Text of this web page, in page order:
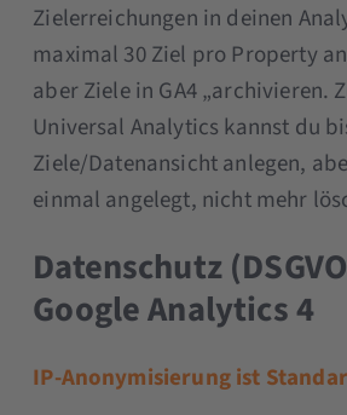
Zielerreichungen in deinen
maximal 30 Ziel pro Property
aber Ziele in GA4 „archivieren.
Universal Analytics kannst du
Ziele/Datenansicht anlegen,
einmal angelegt, nicht mehr
Datenschutz
Google Analytics 4
IP-Anonymisierungist